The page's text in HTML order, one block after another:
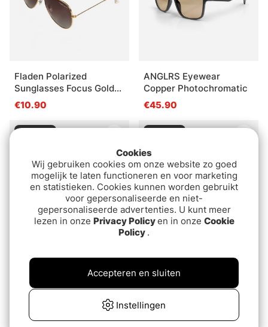
Fladen Polarized
Sunglasses Focus Gold
Frame Brown Lens
€10.90
ANGLRS Eyewear
Copper Photochromatic
€45.90
€259
Gray - Green Mirror
580G
Uitverkocht
Cookies
Wij gebruiken cookies om onze website zo goed
mogelijk te laten functioneren en voor marketing
en statistieken. Cookies kunnen worden gebruikt
voor gepersonaliseerde en niet-
gepersonaliseerde advertenties. U kunt meer
lezen in onze Privacy Policyen in onze Cookie
Policy .
Instellingen
Accepteren en sluiten